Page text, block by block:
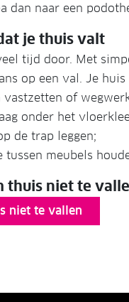
dan naar een
je thuis valt
tijd door. Met
op een val. Je
vastzetten of
onder het
de trap leggen;
tussen meubels
thuis niet te
niet te vallen